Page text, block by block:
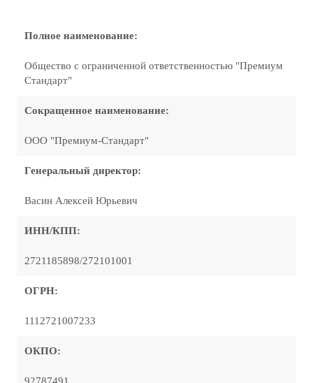
Полное наименование:
Общество с ограниченной ответственностью "Премиум
Стандарт"
Сокращенное наименование:
ООО "Премиум-Стандарт"
Генеральный директор:
Васин Алексей Юрьевич
ИНН/КПП:
2721185898/272101001
ОГРН:
1112721007233
ОКПО: